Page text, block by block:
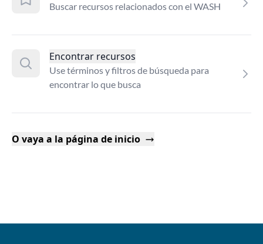
Buscar recursos relacionados con el WASH
Encontrar recursos
Use términos y filtros de búsqueda para
encontrar lo que busca
O vaya a la página de inicio